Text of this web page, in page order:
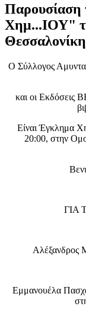
Παρουσίαση
Χημ...ΙΟΥ"
Θεσσαλονίκη
Ο Σύλλογος
και οι Εκδόσεις
Είναι Έγκλημα
20:00, στην
ΓΙΑ
Αλέξανδρος
Εμμανουέλα